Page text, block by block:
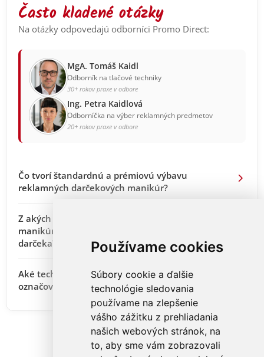
Používame cookies
Súbory cookie a ďalšie
technológie sledovania
používame na zlepšenie
vášho zážitku z prehliadania
našich webových stránok, na
to, aby sme vám zobrazovali
Často kladené otázky
Na otázky odpovedajú odborníci Promo Direct:
MgA. Tomáš Kaidl
Odborník na tlačové techniky
30+ rokov praxe v odbore
Ing. Petra Kaidlová
Odborníčka na výber reklamných predmetov
20+ rokov praxe v odbore
Čo tvorí štandardnú a prémiovú výbavu
reklamných darčekových manikúr?
Z akých materiálov sa vyrábajú púzdra na
manikúru a aký vplyv majú na vnímanú hodnotu
darčeka?
Aké technológie brandingu sa používajú na
označovanie sád na manikúru a pilníkov?